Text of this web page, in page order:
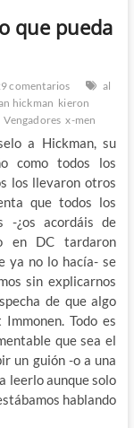
que pueda
comentarios
al
hickman kieron
Vengadores x-men
a Hickman, su
como todos los
los llevaron otros
que todos los
-¿os acordáis de
en DC tardaron
ya no lo hacía- se
sin explicarnos
de que algo
Todo es
que sea el
un guión -o a una
leerlo aunque solo
hablando